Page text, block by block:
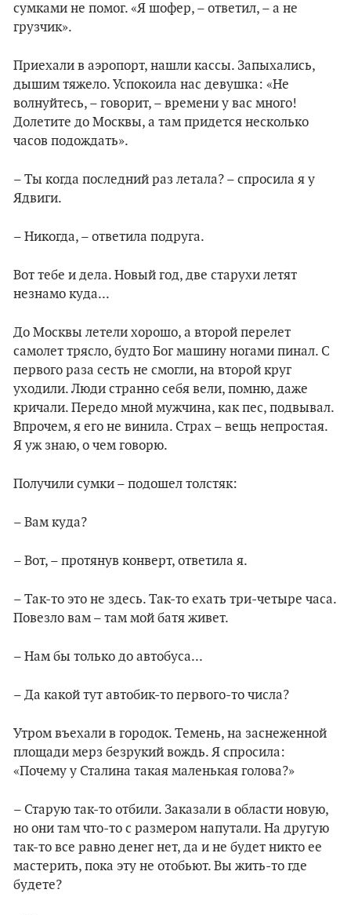
сумками не помог. «Я шофер, – ответил, – а не
грузчик».
Приехали в аэропорт, нашли кассы. Запыхались,
дышим тяжело. Успокоила нас девушка: «Не
волнуйтесь, – говорит, – времени у вас много!
Долетите до Москвы, а там придется несколько
часов подождать».
– Ты когда последний раз летала? – спросила я у
Ядвиги.
– Никогда, – ответила подруга.
Вот тебе и дела. Новый год, две старухи летят
незнамо куда...
До Москвы летели хорошо, а второй перелет
самолет трясло, будто Бог машину ногами пинал. С
первого раза сесть не смогли, на второй круг
уходили. Люди странно себя вели, помню, даже
кричали. Передо мной мужчина, как пес, подвывал.
Впрочем, я его не винила. Страх – вещь непростая.
Я уж знаю, о чем говорю.
Получили сумки – подошел толстяк:
– Вам куда?
– Вот, – протянув конверт, ответила я.
– Так-то это не здесь. Так-то ехать три-четыре часа.
Повезло вам – там мой батя живет.
– Нам бы только до автобуса...
– Да какой тут автобик-то первого-то числа?
Утром въехали в городок. Темень, на заснеженной
площади мерз безрукий вождь. Я спросила:
«Почему у Сталина такая маленькая голова?»
– Старую так-то отбили. Заказали в области новую,
но они там что-то с размером напутали. На другую
так-то все равно денег нет, да и не будет никто ее
мастерить, пока эту не отобьют. Вы жить-то где
будете?